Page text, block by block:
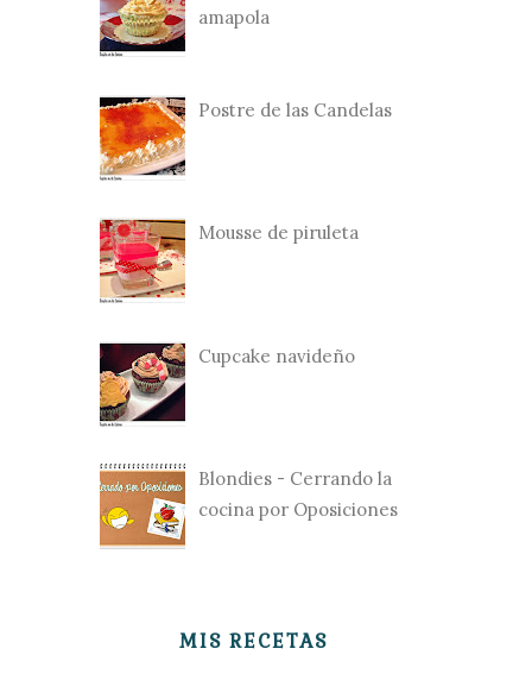
amapola
Postre de las Candelas
Mousse de piruleta
Cupcake navideño
Blondies - Cerrando la
cocina por Oposiciones
MIS RECETAS